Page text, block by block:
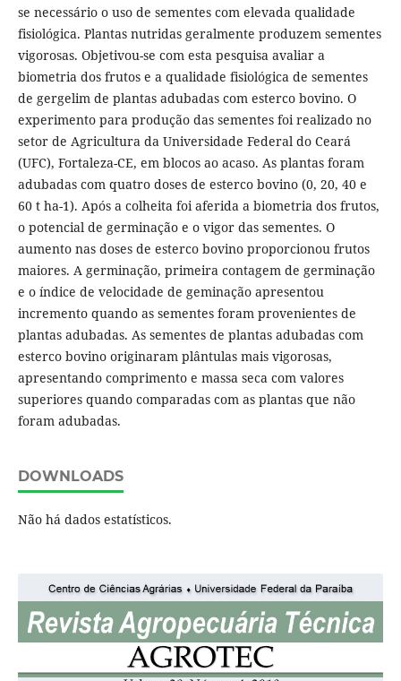
se necessário o uso de sementes com elevada qualidade
fisiológica. Plantas nutridas geralmente produzem sementes
vigorosas. Objetivou-se com esta pesquisa avaliar a
biometria dos frutos e a qualidade fisiológica de sementes
de gergelim de plantas adubadas com esterco bovino. O
experimento para produção das sementes foi realizado no
setor de Agricultura da Universidade Federal do Ceará
(UFC), Fortaleza-CE, em blocos ao acaso. As plantas foram
adubadas com quatro doses de esterco bovino (0, 20, 40 e
60 t ha-1). Após a colheita foi aferida a biometria dos frutos,
o potencial de germinação e o vigor das sementes. O
aumento nas doses de esterco bovino proporcionou frutos
maiores. A germinação, primeira contagem de germinação
e o índice de velocidade de geminação apresentou
incremento quando as sementes foram provenientes de
plantas adubadas. As sementes de plantas adubadas com
esterco bovino originaram plântulas mais vigorosas,
apresentando comprimento e massa seca com valores
superiores quando comparadas com as plantas que não
foram adubadas.
DOWNLOADS
Não há dados estatísticos.